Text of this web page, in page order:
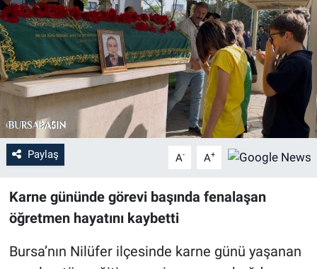
Paylaş A- A+
Karne gününde görevi başında fenalaşan
öğretmen hayatını kaybetti
Bursa’nın Nilüfer ilçesinde karne günü yaşanan
Sağlık
Eğitim
Ekonomi
Dünya
Teknoloji
Magazin